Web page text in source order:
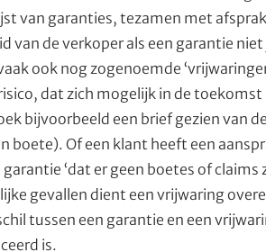
van garanties, tezamen met
van de verkoper als een garantie
ook nog zogenoemde
dat zich mogelijk in de
bijvoorbeeld een brief gezien van
boete). Of een klant heeft een
‘dat er geen boetes of
gevallen dient een vrijwaring
tussen een garantie en een
is.